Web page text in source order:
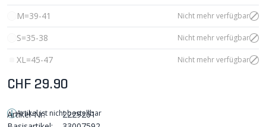
M=39-41 Nicht mehr verfügbar
S=35-38 Nicht mehr verfügbar
XL=45-47 Nicht mehr verfügbar
CHF 29.90
Artikel ist nicht bestellbar
Artikel-Nr:
2229261